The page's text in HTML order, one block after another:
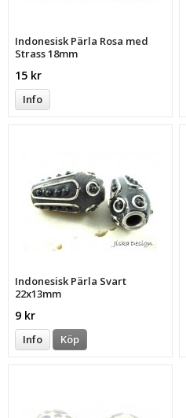
Indonesisk Pärla Rosa med
Strass 18mm
15 kr
Info
Indonesisk Pärla Svart
22x13mm
9 kr
Info Köp